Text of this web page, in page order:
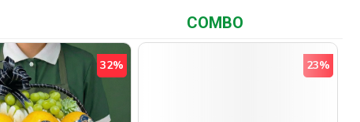
COMBO
32% 23%